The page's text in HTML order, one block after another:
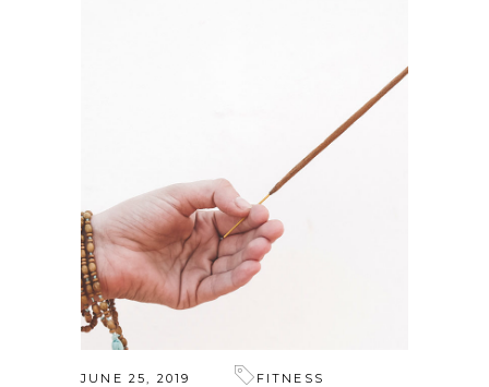
JUNE 25, 2019 FITNESS